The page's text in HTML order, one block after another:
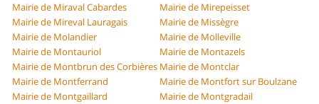
Mairie de Miraval Cabardes
Mairie de Mirepeisset
Mairie de Mireval Lauragais
Mairie de Missègre
Mairie de Molandier
Mairie de Molleville
Mairie de Montauriol
Mairie de Montazels
Mairie de Montbrun des Corbières Mairie de Montclar
Mairie de Montferrand
Mairie de Montfort sur Boulzane
Mairie de Montgaillard
Mairie de Montgradail